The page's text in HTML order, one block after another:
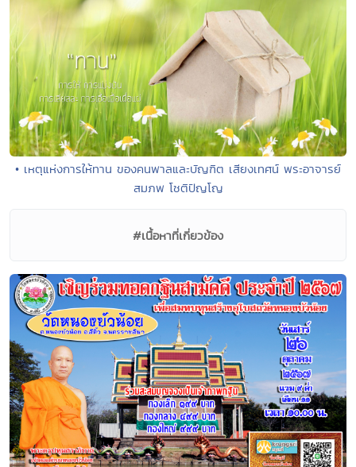
• เหตุแห่งการให้ทาน ของคนพาลและบัญฑิต เสียงเทศน์ พระอาจารย์
สมภพ โชติปัญโญ
#เนื้อหาที่เกี่ยวข้อง